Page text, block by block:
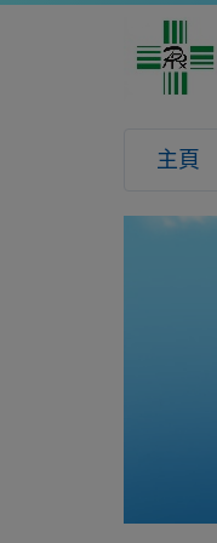
主頁